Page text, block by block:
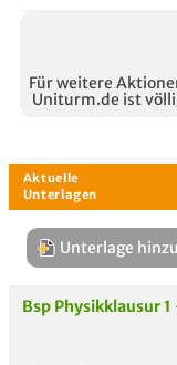
Für weitere
Uniturm.de ist
Unterlage
Bsp Physikklausur